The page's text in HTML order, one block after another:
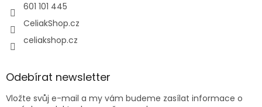
601 101 445
CeliakShop.cz
celiakshop.cz
Odebírat newsletter
Vložte svůj e-mail a my vám budeme zasílat informace o